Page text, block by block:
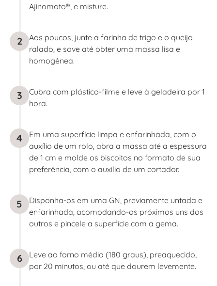
Ajinomoto®, e misture.
2
Aos poucos, junte a farinha de trigo e o queijo
ralado, e sove até obter uma massa lisa e
homogênea.
3
Cubra com plástico-filme e leve à geladeira por 1
hora.
4
Em uma superfície limpa e enfarinhada, com o
auxílio de um rolo, abra a massa até a espessura
de 1 cm e molde os biscoitos no formato de sua
preferência, com o auxílio de um cortador.
5
Disponha-os em uma GN, previamente untada e
enfarinhada, acomodando-os próximos uns dos
outros e pincele a superfície com a gema.
6
Leve ao forno médio (180 graus), preaquecido,
por 20 minutos, ou até que dourem levemente.